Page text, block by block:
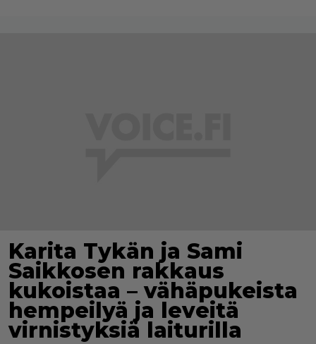
Karita Tykän ja Sami
Saikkosen rakkaus
kukoistaa – vähäpukeista
hempeilyä ja leveitä
virnistyksiä laiturilla